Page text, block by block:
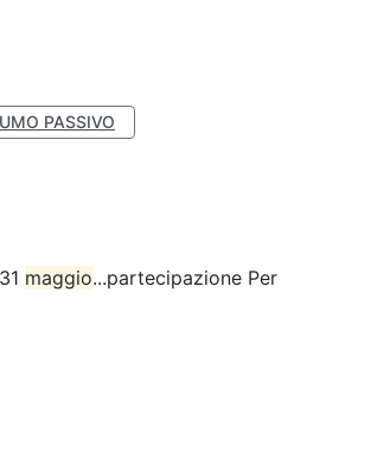
PASSIVO
maggio...partecipazione Per